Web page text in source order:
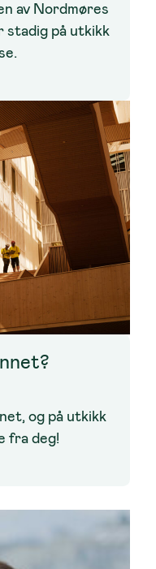
av Nordmøres
stadig på utkikk
og på utkikk
fra deg!